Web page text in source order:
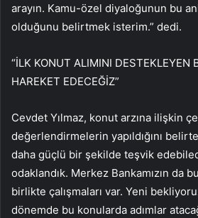
arayın. Kamu-özel diyaloğunun bu
olduğunu belirtmek isterim.” dedi.
“İLK KONUT ALIMINI DESTEKLEYEN
HAREKET EDECEĞİZ”
Cevdet Yılmaz, konut arzına ilişkin
değerlendirmelerin yapıldığını
daha güçlü bir şekilde teşvik
odaklandık. Merkez Bankamızın da
birlikte çalışmaları var. Yeni
dönemde bu konularda adımlar